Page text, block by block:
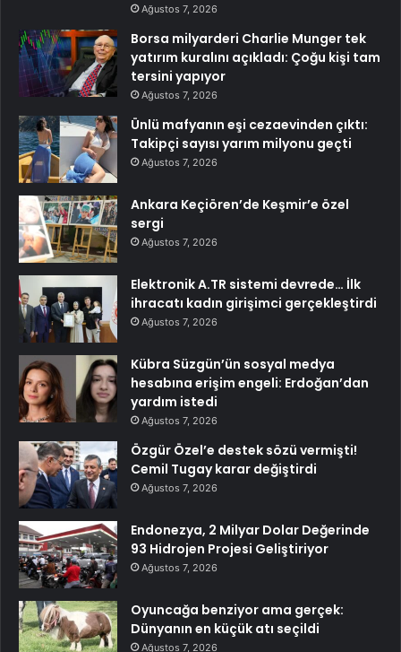
Ağustos 7, 2026
Borsa milyarderi Charlie Munger tek
yatırım kuralını açıkladı: Çoğu kişi tam
tersini yapıyor
Ağustos 7, 2026
Ünlü mafyanın eşi cezaevinden çıktı:
Takipçi sayısı yarım milyonu geçti
Ağustos 7, 2026
Ankara Keçiören’de Keşmir’e özel
sergi
Ağustos 7, 2026
Elektronik A.TR sistemi devrede… İlk
ihracatı kadın girişimci gerçekleştirdi
Ağustos 7, 2026
Kübra Süzgün’ün sosyal medya
hesabına erişim engeli: Erdoğan’dan
yardım istedi
Ağustos 7, 2026
Özgür Özel’e destek sözü vermişti!
Cemil Tugay karar değiştirdi
Ağustos 7, 2026
Endonezya, 2 Milyar Dolar Değerinde
93 Hidrojen Projesi Geliştiriyor
Ağustos 7, 2026
Oyuncağa benziyor ama gerçek:
Dünyanın en küçük atı seçildi
Ağustos 7, 2026